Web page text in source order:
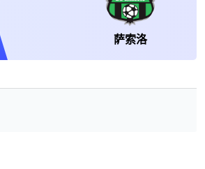
萨索洛